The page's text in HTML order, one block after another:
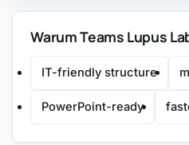
Warum Teams Lupus
IT-friendly structure
PowerPoint-ready